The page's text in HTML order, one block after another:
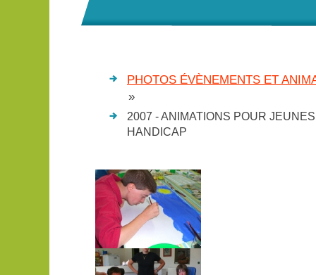
PHOTOS ÉVÈNEMENTS ET
»
2007 - ANIMATIONS POUR
HANDICAP